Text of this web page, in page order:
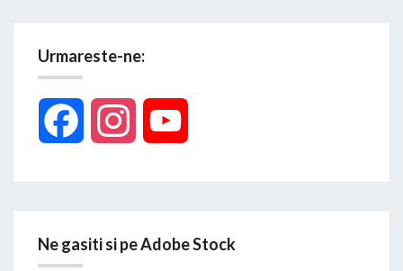
Urmareste-ne:
Facebook Instagram
Ne gasiti si pe Adobe Stock